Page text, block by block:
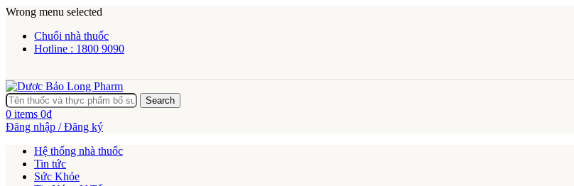
Wrong menu selected
Chuổi nhà thuốc
Hotline : 1800 9090
Search
0 items 0₫
Đăng nhập / Đăng ký
Hệ thống nhà thuốc
Tin tức
Sức Khỏe